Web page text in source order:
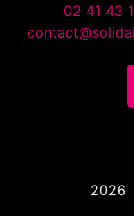
02 41 43
2026